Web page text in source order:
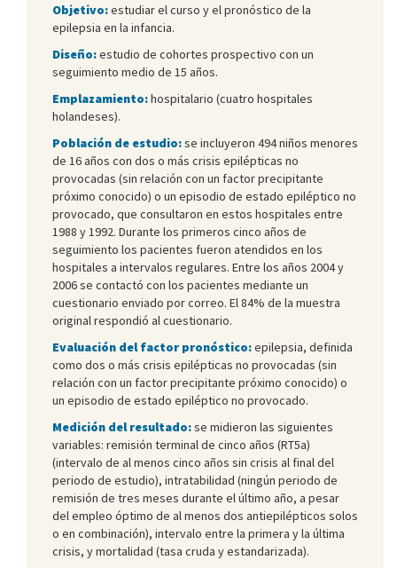
Objetivo:estudiar el curso y el pronóstico de la
epilepsia en la infancia.
Diseño:estudio de cohortes prospectivo con un
seguimiento medio de 15 años.
Emplazamiento:hospitalario (cuatro hospitales
holandeses).
Población de estudio:se incluyeron 494 niños menores
de 16 años con dos o más crisis epilépticas no
provocadas (sin relación con un factor precipitante
próximo conocido) o un episodio de estado epiléptico no
provocado, que consultaron en estos hospitales entre
1988 y 1992. Durante los primeros cinco años de
seguimiento los pacientes fueron atendidos en los
hospitales a intervalos regulares. Entre los años 2004 y
2006 se contactó con los pacientes mediante un
cuestionario enviado por correo. El 84% de la muestra
original respondió al cuestionario.
Evaluación del factor pronóstico:epilepsia, definida
como dos o más crisis epilépticas no provocadas (sin
relación con un factor precipitante próximo conocido) o
un episodio de estado epiléptico no provocado.
Medición del resultado:se midieron las siguientes
variables: remisión terminal de cinco años (RT5a)
(intervalo de al menos cinco años sin crisis al final del
periodo de estudio), intratabilidad (ningún periodo de
remisión de tres meses durante el último año, a pesar
del empleo óptimo de al menos dos antiepilépticos solos
o en combinación), intervalo entre la primera y la última
crisis, y mortalidad (tasa cruda y estandarizada).